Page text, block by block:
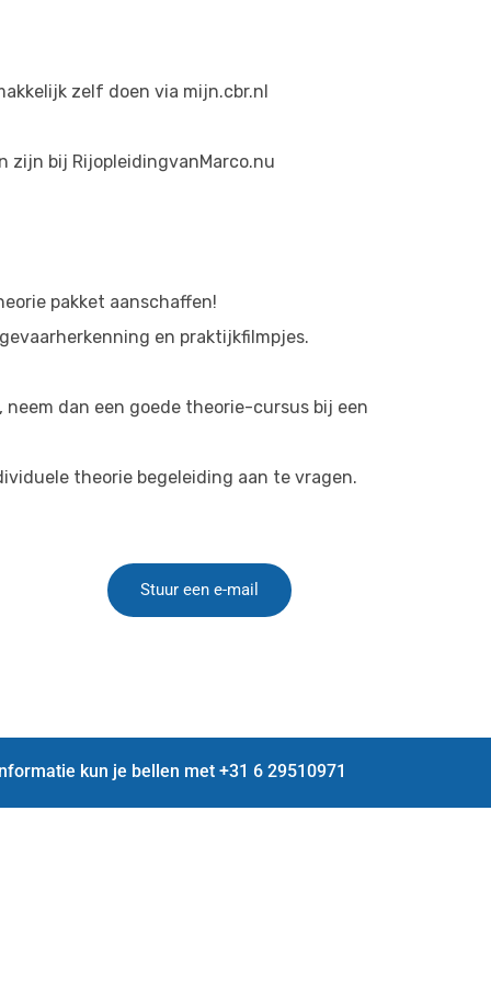
zelf doen via mijn.cbr.nl
zijn bij RijopleidingvanMarco.nu
pakket aanschaffen!
en praktijkfilmpjes.
dan een goede theorie-cursus bij een
theorie begeleiding aan te vragen.
Stuur een e-mail
kun je bellen met +31 6 29510971